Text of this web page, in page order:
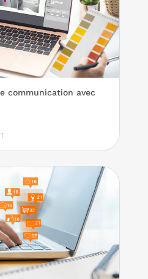
communication avec